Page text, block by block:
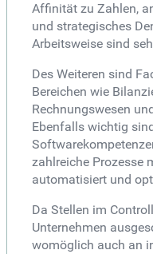
Affinität zu Zahlen,
und strategisches
Arbeitsweise sind
Des Weiteren sind
Bereichen wie
Rechnungswesen
Ebenfalls wichtig
zahlreiche Prozesse
automatisiert und
Da Stellen im
Unternehmen
womöglich auch an